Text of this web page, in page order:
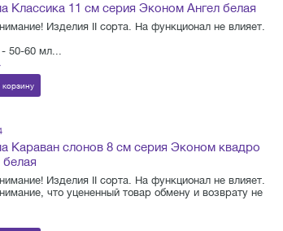
Классика 11 см серия Эконом Ангел белая
Изделия II сорта. На функционал не влияет.
50-60 мл...
Караван слонов 8 см серия Эконом квадро
Изделия II сорта. На функционал не влияет.
что уцененный товар обмену и возврату не